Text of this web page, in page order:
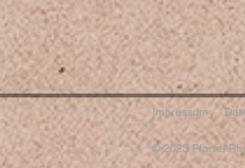
Impressum
© 2023 Pfarrei